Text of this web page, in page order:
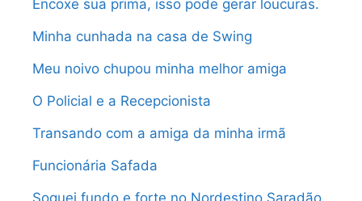
Encoxe sua prima, isso pode gerar loucuras.
Minha cunhada na casa de Swing
Meu noivo chupou minha melhor amiga
O Policial e a Recepcionista
Transando com a amiga da minha irmã
Funcionária Safada
Soquei fundo e forte no Nordestino Saradão